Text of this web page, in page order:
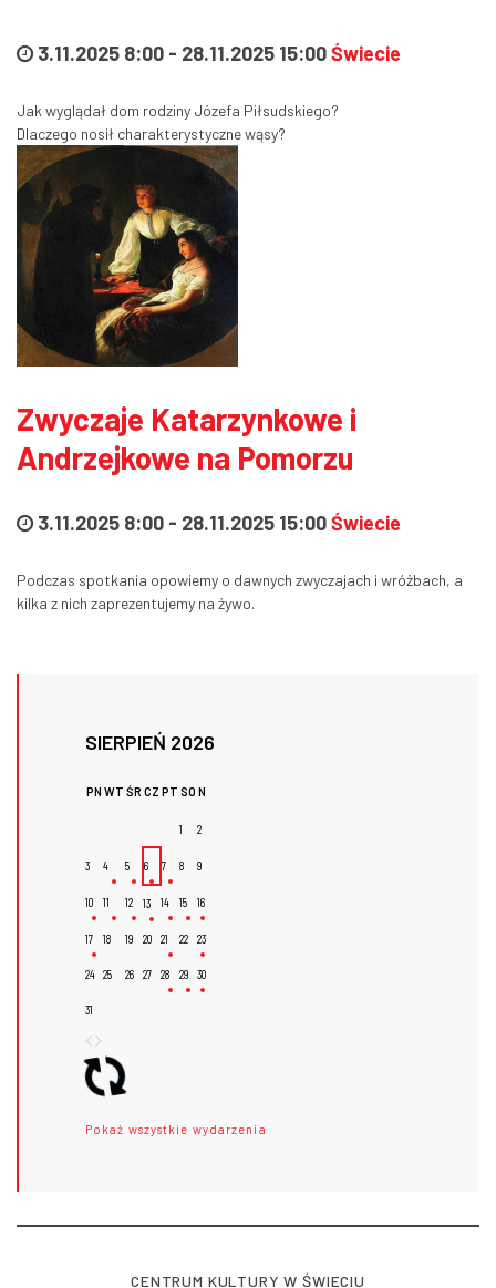
3.11.2025 8:00 - 28.11.2025 15:00Świecie
Jak wyglądał dom rodziny Józefa Piłsudskiego?
Dlaczego nosił charakterystyczne wąsy?
Zwyczaje Katarzynkowe i
Andrzejkowe na Pomorzu
3.11.2025 8:00 - 28.11.2025 15:00Świecie
Podczas spotkania opowiemy o dawnych zwyczajach i wróżbach, a
kilka z nich zaprezentujemy na żywo.
SIERPIEŃ 2026
PN WT ŚR CZ PT SO N
1 2
3 4 5 6 7 8 9
10 11 12 13 14 15 16
17 18 19 20 21 22 23
24 25 26 27 28 29 30
31
Pokaż wszystkie wydarzenia
CENTRUM KULTURY W ŚWIECIU